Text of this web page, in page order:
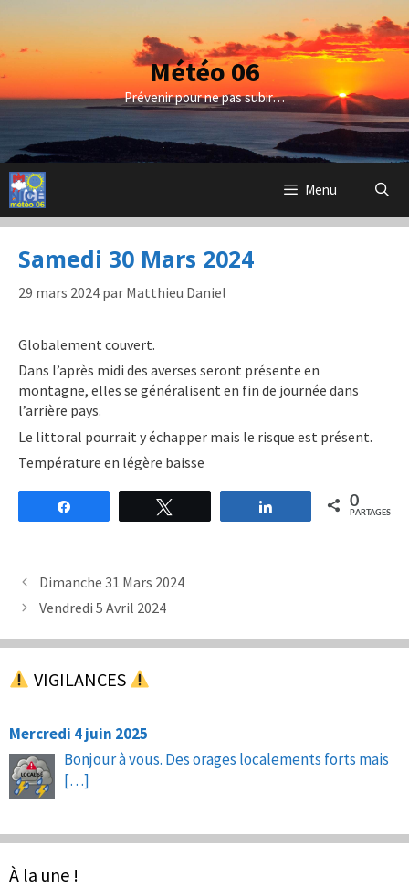
contenu
Météo 06
Prévenir pour ne pas subir…
Menu
Samedi 30 Mars 2024
29 mars 2024 par Matthieu Daniel
Globalement couvert.
Dans l’après midi des averses seront présente en
montagne, elles se généralisent en fin de journée dans
l’arrière pays.
Le littoral pourrait y échapper mais le risque est présent.
Température en légère baisse
Partagez 0
PARTAGES
Dimanche 31 Mars 2024
Vendredi 5 Avril 2024
VIGILANCES
Mercredi 4 juin 2025
Bonjour à vous. Des orages localements forts mais
[…]
À la une !